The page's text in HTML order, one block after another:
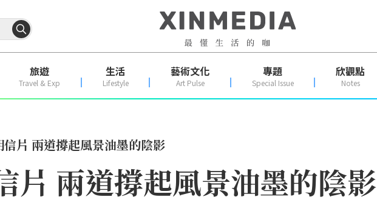
旅遊
Travel & Exp
生活
Lifestyle
藝術文化
Art Pulse
專題
Special Issue
欣觀點
Notes
片 兩道撐起風景油墨的陰影
片 兩道撐起風景油墨的陰影